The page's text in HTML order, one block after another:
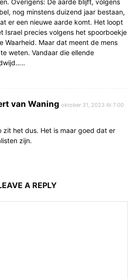
Overigens: De aarde blijft, volgens
nog minstens duizend jaar bestaan,
er een nieuwe aarde komt. Het loopt
Israel precies volgens het spoorboekje
Waarheid. Maar dat meent de mens
weten. Vandaar die ellende
van Waning oktober 31, 2023 At 7:00
zit het dus. Het is maar goed dat er
zijn.
A REPLY